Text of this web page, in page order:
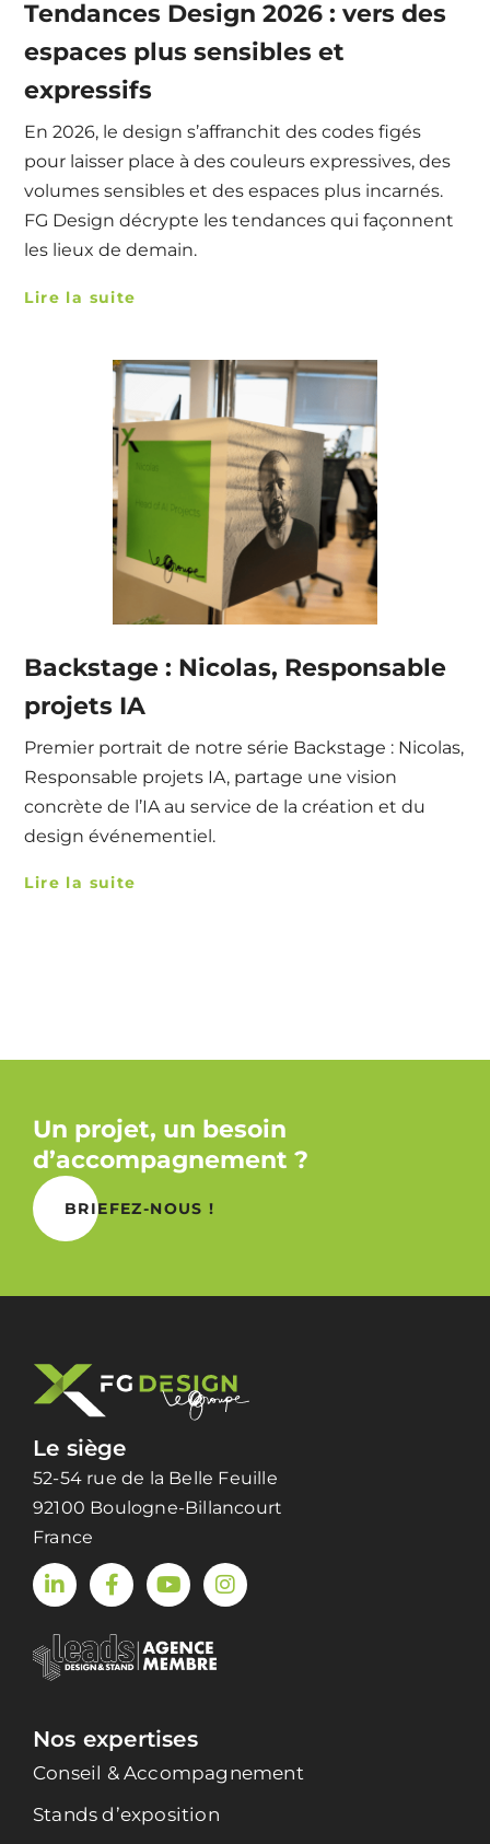
Tendances Design 2026 : vers des
espaces plus sensibles et
expressifs
En 2026, le design s’affranchit des codes figés
pour laisser place à des couleurs expressives, des
volumes sensibles et des espaces plus incarnés.
FG Design décrypte les tendances qui façonnent
les lieux de demain.
Lire la suite
Backstage : Nicolas, Responsable
projets IA
Premier portrait de notre série Backstage : Nicolas,
Responsable projets IA, partage une vision
concrète de l’IA au service de la création et du
design événementiel.
Lire la suite
Un projet, un besoin
d’accompagnement ?
BRIEFEZ-NOUS !
Le siège
52-54 rue de la Belle Feuille
92100 Boulogne-Billancourt
France
Nos expertises
Conseil & Accompagnement
Stands d’exposition